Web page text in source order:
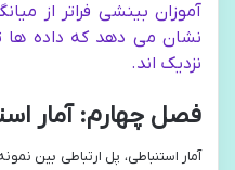
آموزان بینشی فراتر از
نشان می دهد که داده ها
نزدیک اند.
فصل چهارم: آمار
آمار استنباطی، پل ارتباطی بین